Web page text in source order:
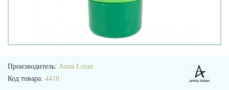
Производитель: Anna Lotan
Код товара: 4410